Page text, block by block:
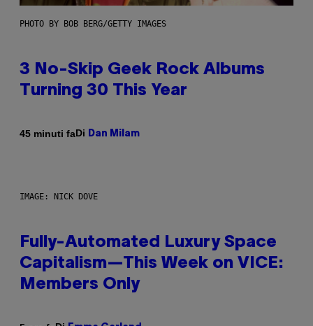
PHOTO BY BOB BERG/GETTY IMAGES
3 No-Skip Geek Rock Albums
Turning 30 This Year
45 minuti faDi Dan Milam
IMAGE: NICK DOVE
Fully-Automated Luxury Space
Capitalism—This Week on VICE:
Members Only